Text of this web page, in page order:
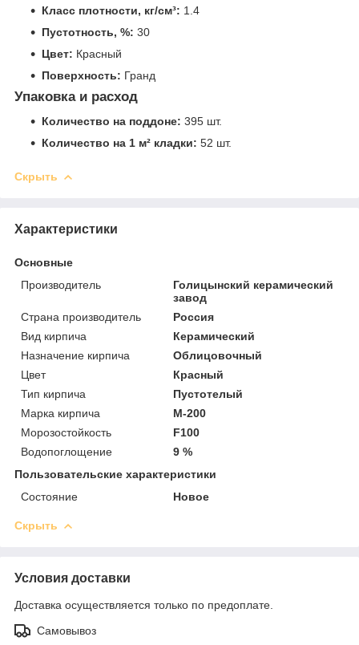
Класс плотности, кг/см³: 1.4
Пустотность, %: 30
Цвет: Красный
Поверхность: Гранд
Упаковка и расход
Количество на поддоне: 395 шт.
Количество на 1 м² кладки: 52 шт.
Скрыть
Характеристики
Основные
Производитель
Голицынский керамический
завод
Страна производитель
Россия
Вид кирпича
Керамический
Назначение кирпича
Облицовочный
Цвет
Красный
Тип кирпича
Пустотелый
Марка кирпича
М-200
Морозостойкость
F100
Водопоглощение
9 %
Пользовательские характеристики
Состояние
Новое
Скрыть
Условия доставки
Доставка осуществляется только по предоплате.
Самовывоз